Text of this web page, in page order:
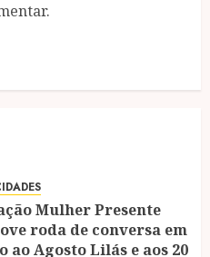
Mulher Presente
roda de conversa em
ao Agosto Lilás e aos 20